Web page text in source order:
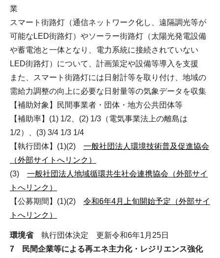
業
スマート街路灯（通信ネットワーク化し、遠隔調光等が
可能なLED街路灯）やソーラー街路灯（太陽光発電設備
や蓄電池と一体となり、電力系統に接続されていない
LED街路灯）について、計画策定や設備等導入を支援
また、スマート街路灯には日射計等を取り付け、地域の
需給力調整の向上に必要な日射量等の気象データを収集
【補助対象】民間事業者・団体・地方公共団体等
【補助率】(1) 1/2、(2) 1/3（電気事業法上の離島は
1/2）、(3) 3/4 1/3 1/4
【執行団体】(1)(2) 一般社団法人環境技術普及促進協会
（外部サイトへリンク）
(3) 一般社団法人地域循環共生社会連携協会（外部サイ
トへリンク）
【公募期間】(1)(2) 令和6年4月上旬開始予定（外部サイ
トへリンク）
環境省執行団体決定 更新令和6年1月25日
7 民間企業等による再エネ主力化・レジリエンス強化